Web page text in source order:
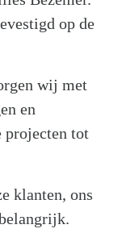
op de
wij met
en
projecten tot
klanten, ons